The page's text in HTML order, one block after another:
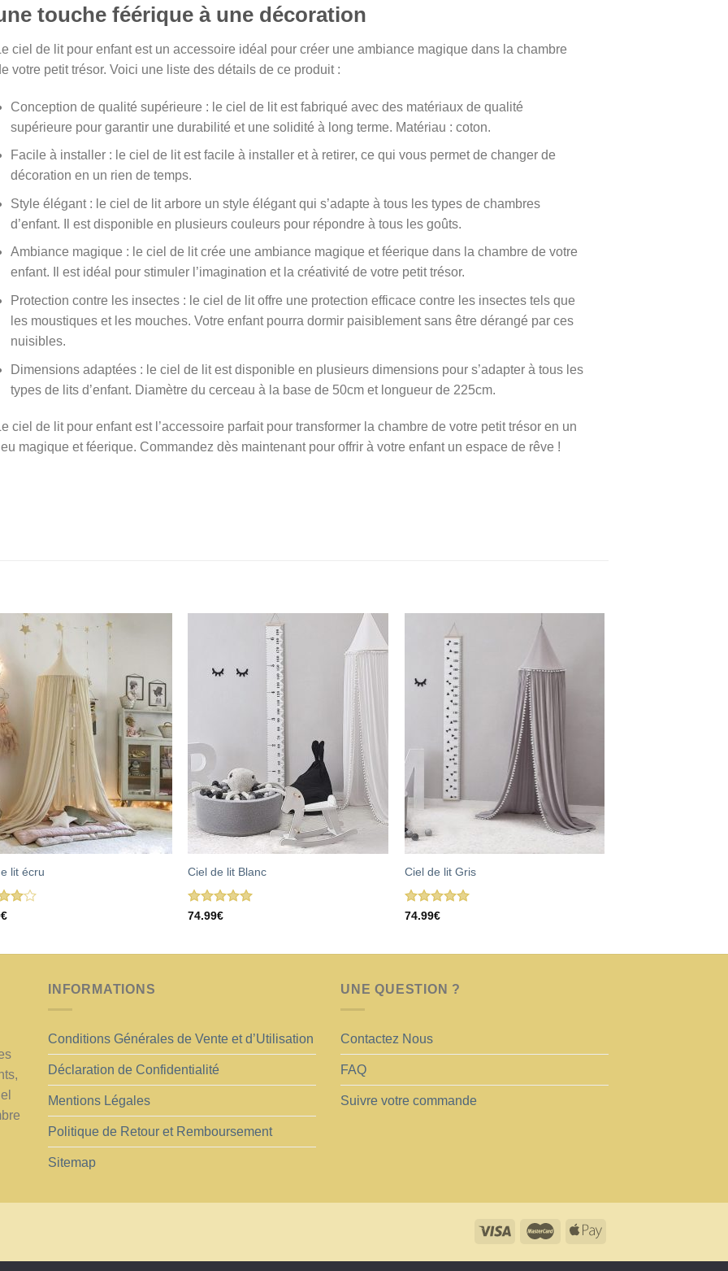
touche féérique à une décoration
ciel de lit pour enfant est un accessoire idéal pour créer une ambiance magique dans la chambre
votre petit trésor. Voici une liste des détails de ce produit :
Conception de qualité supérieure : le ciel de lit est fabriqué avec des matériaux de qualité
supérieure pour garantir une durabilité et une solidité à long terme. Matériau : coton.
Facile à installer : le ciel de lit est facile à installer et à retirer, ce qui vous permet de changer de
décoration en un rien de temps.
Style élégant : le ciel de lit arbore un style élégant qui s’adapte à tous les types de chambres
d’enfant. Il est disponible en plusieurs couleurs pour répondre à tous les goûts.
Ambiance magique : le ciel de lit crée une ambiance magique et féerique dans la chambre de votre
enfant. Il est idéal pour stimuler l’imagination et la créativité de votre petit trésor.
Protection contre les insectes : le ciel de lit offre une protection efficace contre les insectes tels que
les moustiques et les mouches. Votre enfant pourra dormir paisiblement sans être dérangé par ces
nuisibles.
Dimensions adaptées : le ciel de lit est disponible en plusieurs dimensions pour s’adapter à tous les
types de lits d’enfant. Diamètre du cerceau à la base de 50cm et longueur de 225cm.
ciel de lit pour enfant est l’accessoire parfait pour transformer la chambre de votre petit trésor en un
magique et féerique. Commandez dès maintenant pour offrir à votre enfant un espace de rêve !
lit écru
€
Ciel de lit Blanc
Note5.00
74.99€
Ciel de lit Gris
Note5.00
74.99€
INFORMATIONS
Conditions Générales de Vente et d’Utilisation
Déclaration de Confidentialité
Mentions Légales
Politique de Retour et Remboursement
Sitemap
UNE QUESTION ?
Contactez Nous
FAQ
Suivre votre commande